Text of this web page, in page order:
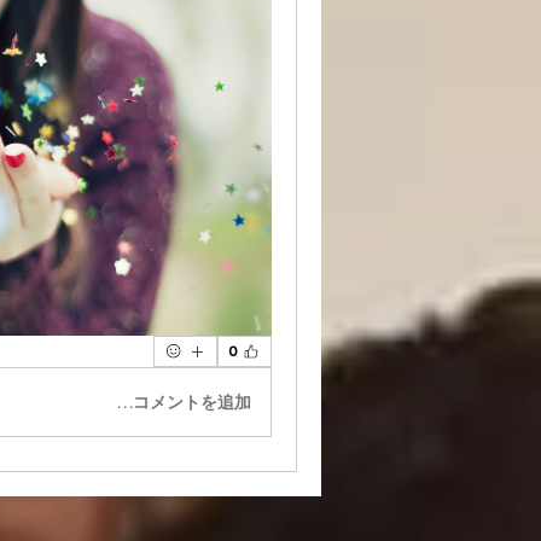
0
コメントを追加…